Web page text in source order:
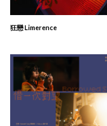
狂戀 Limerence